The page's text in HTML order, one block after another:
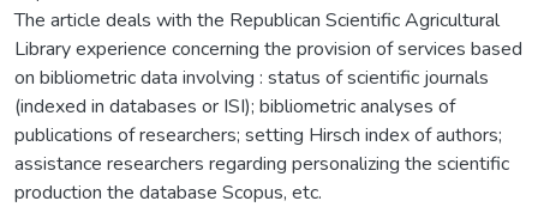
The article deals with the Republican Scientific Agricultural
Library experience concerning the provision of services based
on bibliometric data involving : status of scientific journals
(indexed in databases or ISI); bibliometric analyses of
publications of researchers; setting Hirsch index of authors;
assistance researchers regarding personalizing the scientific
production the database Scopus, etc.